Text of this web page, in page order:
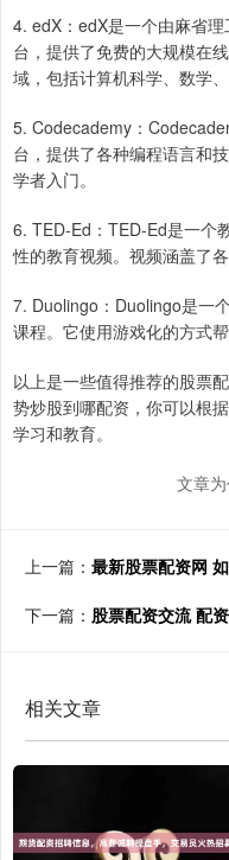
4. edX：edX是一个由麻省
台，提供了免费的大规模在
域，包括计算机科学、数学、
5. Codecademy：
台，提供了各种编程语言和
学者入门。
6. TED-Ed：TED-Ed是一个
性的教育视频。视频涵盖了
7. Duolingo：Duolingo是一
课程。它使用游戏化的方式
以上是一些值得推荐的股票
势炒股到哪配资，你可以根
学习和教育。
文章
上一篇： 最新股票配资网
下一篇： 股票配资交流 配
相关文章